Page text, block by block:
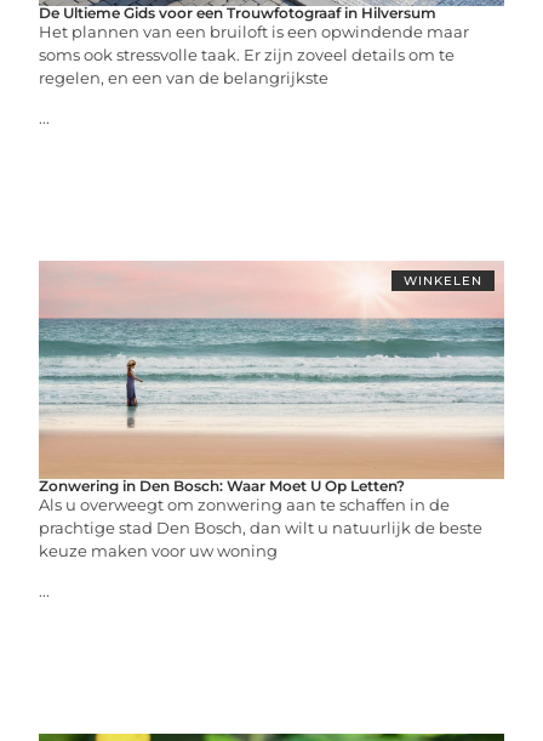
De Ultieme Gids voor een Trouwfotograaf in Hilversum
Het plannen van een bruiloft is een opwindende maar
soms ook stressvolle taak. Er zijn zoveel details om te
regelen, en een van de belangrijkste
...
WINKELEN
Zonwering in Den Bosch: Waar Moet U Op Letten?
Als u overweegt om zonwering aan te schaffen in de
prachtige stad Den Bosch, dan wilt u natuurlijk de beste
keuze maken voor uw woning
...